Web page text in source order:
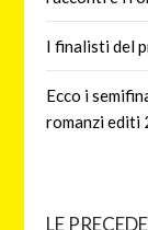
I finalisti del
Ecco i
romanzi editi
LE